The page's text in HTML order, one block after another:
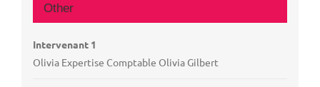
Other
Intervenant 1
Olivia Expertise Comptable Olivia Gilbert